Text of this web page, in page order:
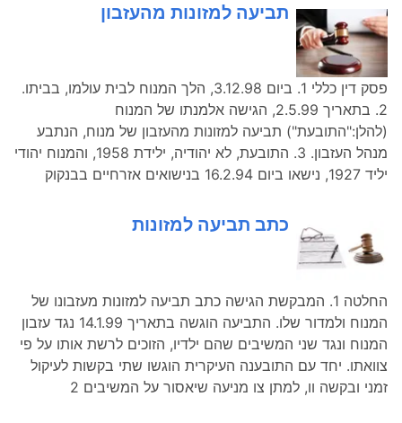
תביעה למזונות מהעזבון
פסק דין כללי 1. ביום 3.12.98, הלך המנוח לבית עולמו, בביתו.
2. בתאריך 2.5.99, הגישה אלמנתו של המנוח
(להלן:"התובעת") תביעה למזונות מהעזבון של מנוח, הנתבע
מנהל העזבון. 3. התובעת, לא יהודיה, ילידת 1958, והמנוח יהודי
יליד 1927, נישאו ביום 16.2.94 בנישואים אזרחיים בבנקוק
כתב תביעה למזונות
החלטה 1. המבקשת הגישה כתב תביעה למזונות מעזבונו של
המנוח ולמדור שלו. התביעה הוגשה בתאריך 14.1.99 נגד עזבון
המנוח ונגד שני המשיבים שהם ילדיו, הזוכים לרשת אותו על פי
צוואתו. יחד עם התובענה העיקרית הוגשו שתי בקשות לעיקול
זמני ובקשה וו, למתן צו מניעה שיאסור על המשיבים 2